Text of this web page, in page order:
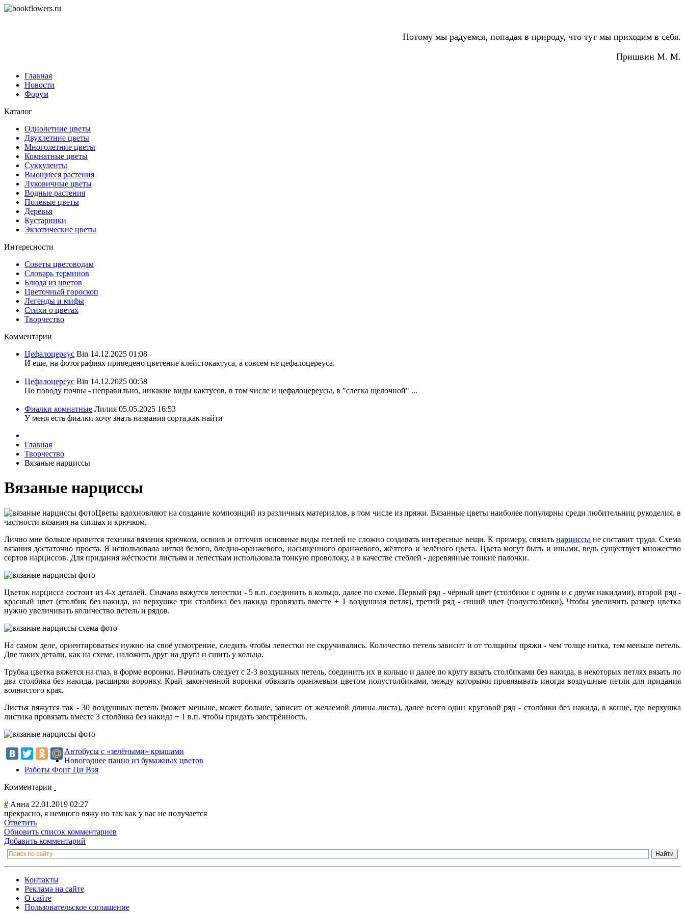
Потому мы радуемся, попадая в природу, что тут мы приходим в себя.
Пришвин М. М.
Главная
Новости
Форум
Каталог
Однолетние цветы
Двухлетние цветы
Многолетние цветы
Комнатные цветы
Суккуленты
Вьющиеся растения
Луковичные цветы
Водные растения
Полевые цветы
Деревья
Кустарники
Экзотические цветы
Интересности
Советы цветоводам
Словарь терминов
Блюда из цветов
Цветочный гороскоп
Легенды и мифы
Стихи о цветах
Творчество
Комментарии
Цефалоцереус Bin 14.12.2025 01:08
И еще, на фотографиях приведено цветение клейстокактуса, а совсем не цефалоцереуса.
Цефалоцереус Bin 14.12.2025 00:58
По поводу почвы - неправильно, никакие виды кактусов, в том числе и цефалоцереусы, в "слегка щелочной" ...
Фиалки комнатные Лилия 05.05.2025 16:53
У меня есть фиалки хочу знать названия сорта,как найти
Главная
Творчество
Вязаные нарциссы
Вязаные нарциссы
Цветы вдохновляют на создание композиций из различных материалов, в том числе из пряжи. Вязанные цветы наиболее популярны среди любительниц рукоделия, в
частности вязания на спицах и крючком.
Лично мне больше нравится техника вязания крючком, освоив и отточив основные виды петлей не сложно создавать интересные вещи. К примеру, связатьнарциссы не составит труда. Схема
вязания достаточно проста. Я использовала нитки белого, бледно-оранжевого, насыщенного оранжевого, жёлтого и зелёного цвета. Цвета могут быть и иными, ведь существует множество
сортов нарциссов. Для придания жёсткости листьям и лепесткам использовала тонкую проволоку, а в качестве стеблей - деревянные тонкие палочки.
Цветок нарцисса состоит из 4-х деталей. Сначала вяжутся лепестки - 5 в.п. соединить в кольцо, далее по схеме. Первый ряд - чёрный цвет (столбики с одним и с двумя накидами), второй ряд -
красный цвет (столбик без накида, на верхушке три столбика без накида провязать вместе + 1 воздушная петля), третий ряд - синий цвет (полустолбики). Чтобы увеличить размер цветка
нужно увеличивать количество петель и рядов.
На самом деле, ориентироваться нужно на своё усмотрение, следить чтобы лепестки не скручивались. Количество петель зависит и от толщины пряжи - чем толще нитка, тем меньше петель.
Две таких детали, как на схеме, наложить друг на друга и сшить у кольца.
Трубка цветка вяжется на глаз, в форме воронки. Начинать следует с 2-3 воздушных петель, соединить их в кольцо и далее по кругу вязать столбиками без накида, в некоторых петлях вязать по
два столбика без накида, расширяя воронку. Край законченной воронки обвязать оранжевым цветом полустолбиками, между которыми провязывать иногда воздушные петли для придания
волнистого края.
Листья вяжутся так - 30 воздушных петель (может меньше, может больше, зависит от желаемой длины листа), далее всего один круговой ряд - столбики без накида, в конце, где верхушка
листика провязать вместе 3 столбика без накида + 1 в.п. чтобы придать заострённость.
Автобусы с «зелёными» крышами
Новогоднее панно из бумажных цветов
Работы Фонг Ци Вэя
Комментарии
# Анна 22.01.2019 02:27
прекрасно, я немного вяжу но так как у вас не получается
Ответить
Обновить список комментариев
Добавить комментарий
Контакты
Реклама на сайте
О сайте
Пользовательское соглашение